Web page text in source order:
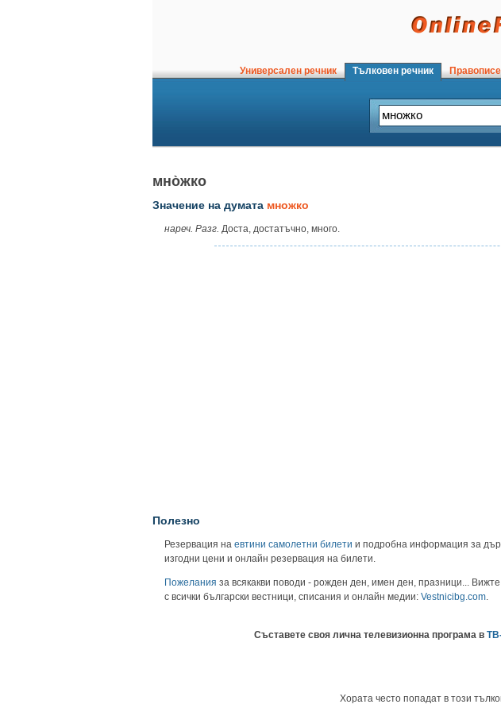
Универсален речник Тълковен речник
мно̀жко
Значение на думата множко
нареч. Разг. Доста, достатъчно, много.
Полезно
Резервация на евтини самолетни билети и подробна информация за
изгодни цени и онлайн резервация на билети.
Пожелания за всякакви поводи - рожден ден, имен ден, празници... Вижте
с всички български вестници, списания и онлайн медии: Vestnicibg.com
Съставете своя лична телевизионна програма в
Хората често попадат в този